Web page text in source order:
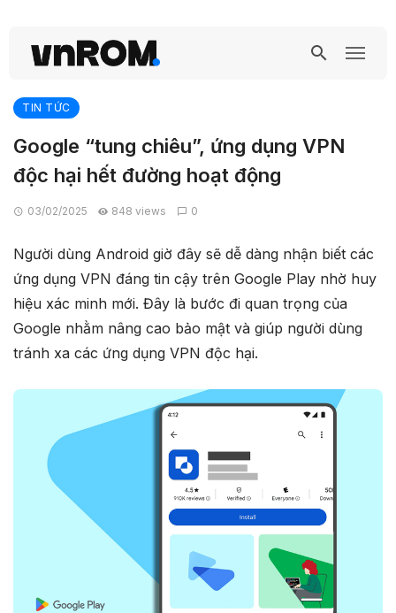
TIN TỨC
Google “tung chiêu”, ứng dụng VPN
độc hại hết đường hoạt động
03/02/2025 848 views 0
Người dùng Android giờ đây sẽ dễ dàng nhận biết các
ứng dụng VPN đáng tin cậy trên Google Play nhờ huy
hiệu xác minh mới. Đây là bước đi quan trọng của
Google nhằm nâng cao bảo mật và giúp người dùng
tránh xa các ứng dụng VPN độc hại.